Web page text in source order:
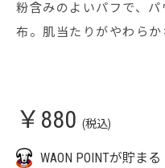
粉含みのよいパフで、
布。肌当たりがやわらか
￥880 (税込)
WAON POINTが貯ま